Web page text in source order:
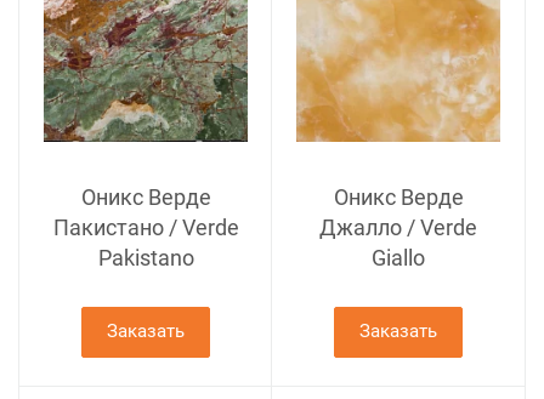
Оникс Верде
Пакистано / Verde
Pakistano
Заказать
Оникс Верде
Джалло / Verde
Giallo
Заказать